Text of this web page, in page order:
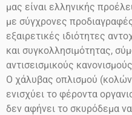
μας είναι ελληνικής
με σύγχρονες
εξαιρετικές ιδιότητες
και συγκολλησιμότητας,
αντισεισμικούς κανονισμούς
Ο χάλυβας οπλισμού
ενισχύει το φέροντα
δεν αφήνει το σκυρόδεμα